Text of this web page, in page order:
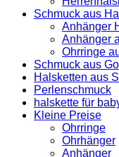
Schmuck aus
Anhänger
Anhänger
Ohrringe
Schmuck aus
Halsketten aus
Perlenschmuck
halskette für
Kleine Preise
Ohrringe
Ohrhänger
Anhänger